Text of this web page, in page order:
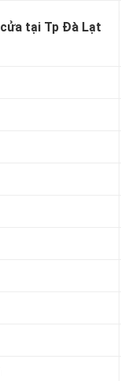
tại Tp Đà Lạt